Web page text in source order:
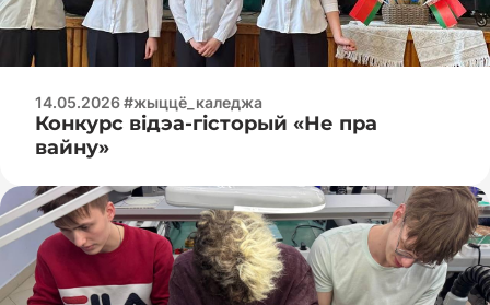
14.05.2026 #жыццё_каледжа
Конкурс відэа-гісторый «Не пра
вайну»